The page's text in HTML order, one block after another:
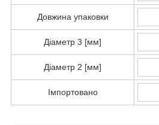
Довжина упаковки
Діаметр 3 [мм]
Діаметр 2 [мм]
Імпортовано